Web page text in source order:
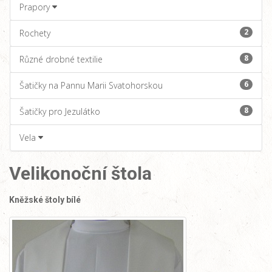
Prapory
Rochety 2
Různé drobné textilie 8
Šatičky na Pannu Marii Svatohorskou 6
Šatičky pro Jezulátko 8
Vela
Velikonoční štola
Kněžské štoly bílé